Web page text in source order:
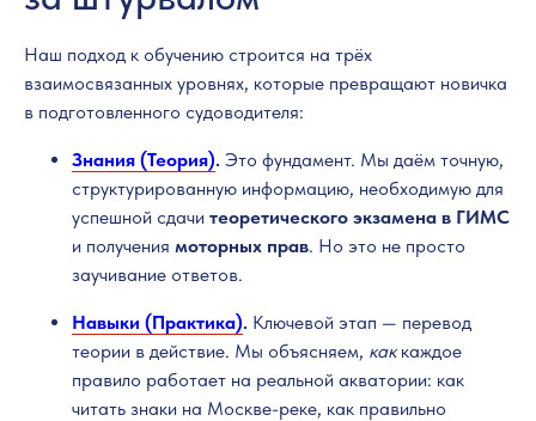
Наш подход к обучению строится на трёх
взаимосвязанных уровнях, которые превращают новичка
в подготовленного судоводителя:
Знания (Теория). Это фундамент. Мы даём точную,
структурированную информацию, необходимую для
успешной сдачи теоретического экзамена в ГИМС
и получения моторных прав. Но это не просто
заучивание ответов.
Навыки (Практика). Ключевой этап — перевод
теории в действие. Мы объясняем, каккаждое
правило работает на реальной акватории: как
читать знаки на Москве-реке, как правильно